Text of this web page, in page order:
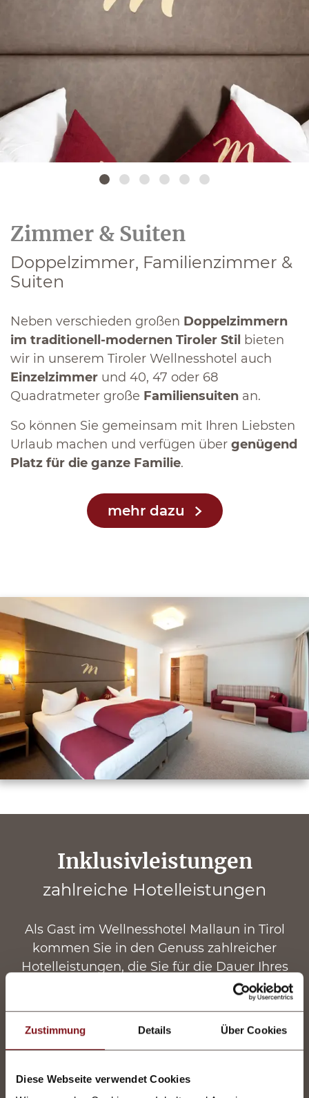
Zustimmung Details Über Cookies
Diese Webseite verwendet Cookies
Zimmer & Suiten
Doppelzimmer, Familienzimmer &
Suiten
Neben verschieden großen Doppelzimmern
im traditionell-modernen Tiroler Stil bieten
wir in unserem Tiroler Wellnesshotel auch
Einzelzimmer und 40, 47 oder 68
Quadratmeter große Familiensuiten an.
So können Sie gemeinsam mit Ihren Liebsten
Urlaub machen und verfügen über genügend
Platz für die ganze Familie.
mehr dazu
Inklusivleistungen
zahlreiche Hotelleistungen
Als Gast im Wellnesshotel Mallaun in Tirol
kommen Sie in den Genuss zahlreicher
Hotelleistungen, die Sie für die Dauer Ihres
Aufenthalts in Anspruch nehmen können.
Mallaun-
Verwöhnpension
über ein umfangreiches
Wellness- und Bewegungsangebot in der
hin zusaisonalen Programmen